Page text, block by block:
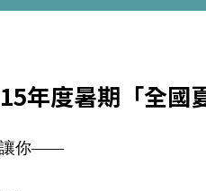
年度暑期「全
讓你——